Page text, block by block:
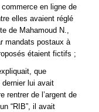
en ligne de
elles avaient réglé
de Mahamoud N.,
mandats postaux à
étaient fictifs ;
que
lui avait
rentrer de l’argent de
“RIB”, il avait